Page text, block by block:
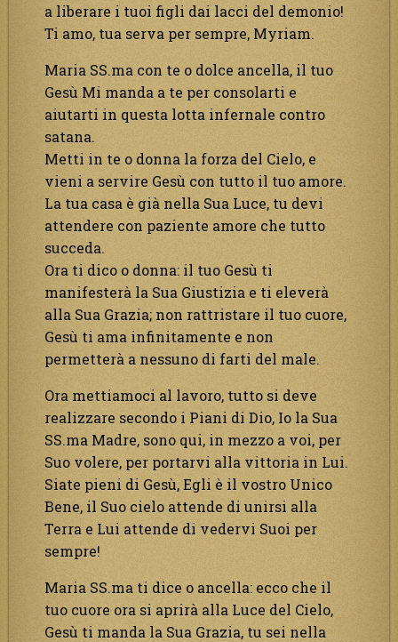
a liberare i tuoi figli dai lacci del demonio!
Ti amo, tua serva per sempre, Myriam.
Maria SS.ma con te o dolce ancella, il tuo
Gesù Mi manda a te per consolarti e
aiutarti in questa lotta infernale contro
satana.
Metti in te o donna la forza del Cielo, e
vieni a servire Gesù con tutto il tuo amore.
La tua casa è già nella Sua Luce, tu devi
attendere con paziente amore che tutto
succeda.
Ora ti dico o donna: il tuo Gesù ti
manifesterà la Sua Giustizia e ti eleverà
alla Sua Grazia; non rattristare il tuo cuore,
Gesù ti ama infinitamente e non
permetterà a nessuno di farti del male.
Ora mettiamoci al lavoro, tutto si deve
realizzare secondo i Piani di Dio, Io la Sua
SS.ma Madre, sono qui, in mezzo a voi, per
Suo volere, per portarvi alla vittoria in Lui.
Siate pieni di Gesù, Egli è il vostro Unico
Bene, il Suo cielo attende di unirsi alla
Terra e Lui attende di vedervi Suoi per
sempre!
Maria SS.ma ti dice o ancella: ecco che il
tuo cuore ora si aprirà alla Luce del Cielo,
Gesù ti manda la Sua Grazia, tu sei nella